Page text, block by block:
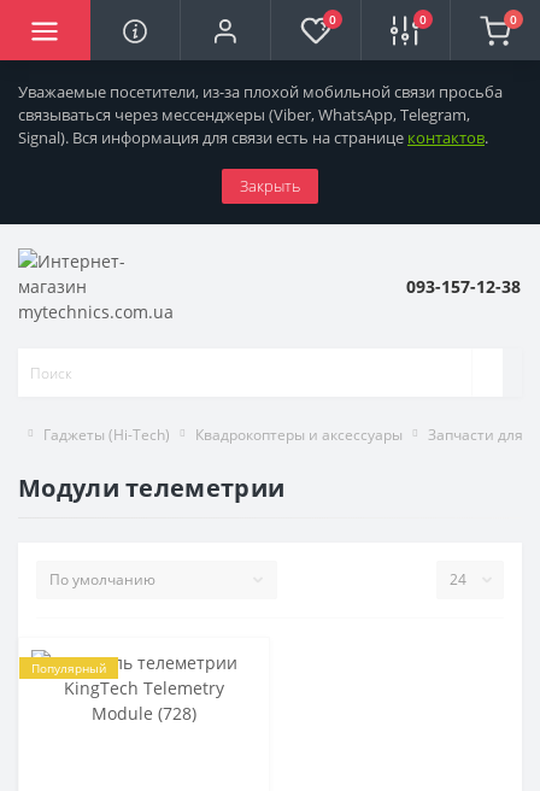
Уважаемые посетители, из-за плохой мобильной связи просьба
связываться через мессенджеры (Viber, WhatsApp, Telegram,
Signal). Вся информация для связи есть на странице контактов.
Закрыть
0 0 0
093-157-12-38
Гаджеты (Hi-Tech) Квадрокоптеры и аксессуары Запчасти для
Модули телеметрии
Популярный